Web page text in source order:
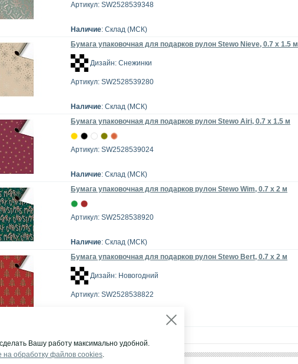
Артикул: SW2528539348
Наличие: Склад (МСК)
Бумага упаковочная для подарков рулон Stewo Nieve, 0.7 x 1.5 м
Дизайн: Снежинки
Артикул: SW2528539280
Наличие: Склад (МСК)
Бумага упаковочная для подарков рулон Stewo Airi, 0.7 x 1.5 м
Артикул: SW2528539024
Наличие: Склад (МСК)
Бумага упаковочная для подарков рулон Stewo Wim, 0.7 x 2 м
Артикул: SW2528538920
Наличие: Склад (МСК)
Бумага упаковочная для подарков рулон Stewo Bert, 0.7 x 2 м
Дизайн: Новогодний
Артикул: SW2528538822
Вашу работу максимально удобной.
на обработку файлов cookies.